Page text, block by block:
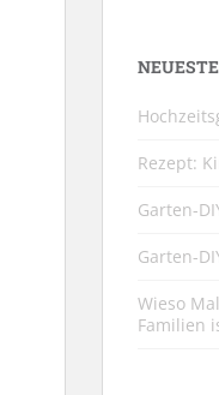
Rezept:
Garten-
Garten-
Wieso
Familien